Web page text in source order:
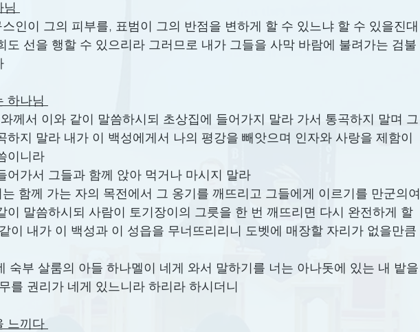
님
인이 그의 피부를, 표범이 그의 반점을 변하게 할 수 있느냐 할 수 있을진대
도 선을 행할 수 있으리라 그러므로 내가 그들을 사막 바람에 불려가는 검불
하나님
께서 이와 같이 말씀하시되 초상집에 들어가지 말라 가서 통곡하지 말며 그
하지 말라 내가 이 백성에게서 나의 평강을 빼앗으며 인자와 사랑을 제함이
이니라
어가서 그들과 함께 앉아 먹거나 마시지 말라
함께 가는 자의 목전에서 그 옹기를 깨뜨리고 그들에게 이르기를 만군의여
이 말씀하시되 사람이 토기장이의 그릇을 한 번 깨뜨리면 다시 완전하게 할
이 내가 이 백성과 이 성읍을 무너뜨리리니 도벳에 매장할 자리가 없을만큼
숙부 살룸의 아들 하나멜이 네게 와서 말하기를 너는 아나돗에 있는 내 밭을
를 권리가 네게 있느니라 하리라 하시더니
느끼다